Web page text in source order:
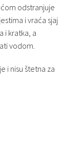
odstranjuje
i vraća sjaj
i kratka, a
vodom.
i nisu štetna za